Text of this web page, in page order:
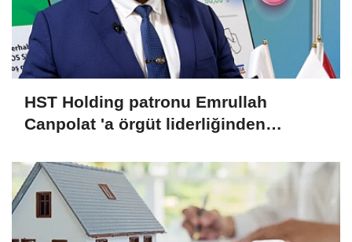
HST Holding patronu Emrullah
Canpolat 'a örgüt liderliğinden
malvarlığına el konuldu